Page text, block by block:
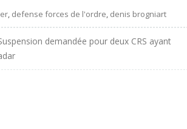
, defense forces de l'ordre, denis brogniart
demandée pour deux CRS ayant